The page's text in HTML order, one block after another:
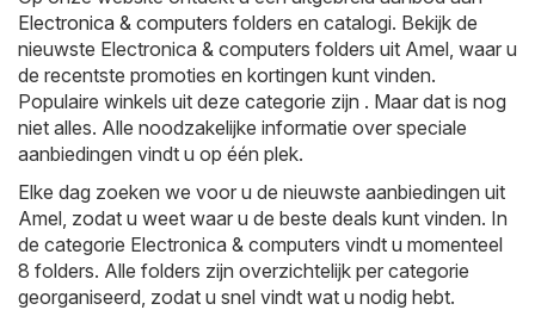
Electronica & computers folders en catalogi. Bekijk de
nieuwste Electronica & computers folders uit Amel, waar u
de recentste promoties en kortingen kunt vinden.
Populaire winkels uit deze categorie zijn . Maar dat is nog
niet alles. Alle noodzakelijke informatie over speciale
aanbiedingen vindt u op één plek.
Elke dag zoeken we voor u de nieuwste aanbiedingen uit
Amel, zodat u weet waar u de beste deals kunt vinden. In
de categorie Electronica & computers vindt u momenteel
8 folders. Alle folders zijn overzichtelijk per categorie
georganiseerd, zodat u snel vindt wat u nodig hebt.